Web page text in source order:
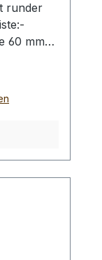
runder
60 mm
Sie